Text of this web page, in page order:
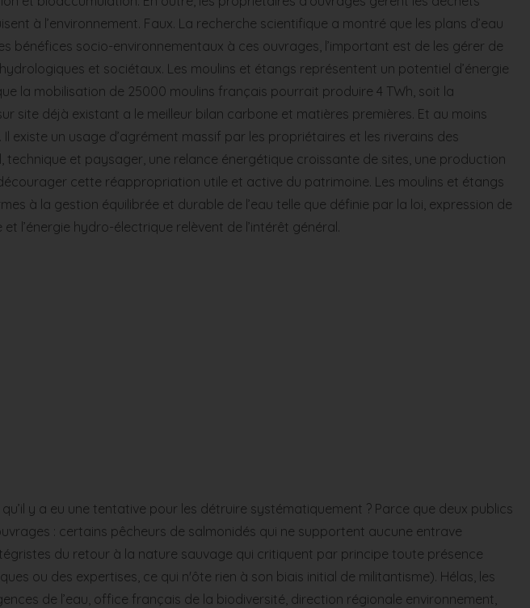
à l’environnement. Faux. La recherche scientifique a montré que les plans d’eau
bénéfices socio-environnementaux à ces ouvrages, l’important est de les gérer de
et sociétaux. Les moulins et étangs représentent un potentiel d’énergie
la mobilisation de 25000 moulins français pourrait produire 4 TWh, soit la
site déjà existant a le meilleur bilan carbone et matières premières. Et au moins
existe un usage d’agrément massif par les propriétaires et les riverains des
et paysager, une relance énergétique croissante de sites, une production
cette réappropriation utile et active du patrimoine. Les moulins et étangs
à la gestion équilibrée et durable de l’eau telle que définie par la loi, expression de
l’énergie hydro-électrique relèvent de l’intérêt général.
y a eu une tentative pour les détruire systématiquement ? Parce que deux publics
: certains pêcheurs de salmonidés qui ne supportent aucune entrave
du retour à la nature sauvage qui critiquent par principe toute présence
ou des expertises, ce qui n'ôte rien à son biais initial de militantisme). Hélas, les
de l’eau, office français de la biodiversité, direction régionale environnement,